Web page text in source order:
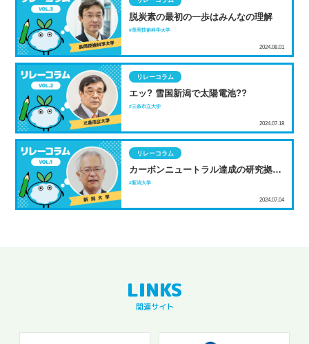
脱炭素の最初の一歩はみんなの理解
2024.08.01
長岡技術科学大学
エッ? 雪国新潟で太陽電池??
リレーコラム
2024.07.18
三条市立大学
カーボンニュートラル達成の研究拠点
へ
リレーコラム
2024.07.04
新潟大学
関連サイト